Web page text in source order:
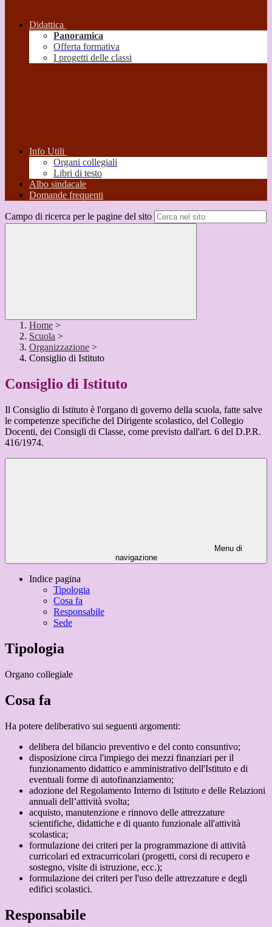
Didattica
Panoramica
Offerta formativa
I progetti delle classi
Info Utili
Organi collegiali
Libri di testo
Albo sindacale
Domande frequenti
Campo di ricerca per le pagine del sito
Home >
Scuola >
Organizzazione >
Consiglio di Istituto
Consiglio di Istituto
Il Consiglio di Istituto è l'organo di governo della scuola, fatte salve
le competenze specifiche del Dirigente scolastico, del Collegio
Docenti, dei Consigli di Classe, come previsto dall'art. 6 del D.P.R.
416/1974.
Menu di
navigazione
Indice pagina
Tipologia
Cosa fa
Responsabile
Sede
Tipologia
Organo collegiale
Cosa fa
Ha potere deliberativo sui seguenti argomenti:
delibera del bilancio preventivo e del conto consuntivo;
disposizione circa l'impiego dei mezzi finanziari per il
funzionamento didattico e amministrativo dell'Istituto e di
eventuali forme di autofinanziamento;
adozione del Regolamento Interno di Istituto e delle Relazioni
annuali dell’attività svolta;
acquisto, manutenzione e rinnovo delle attrezzature
scientifiche, didattiche e di quanto funzionale all'attività
scolastica;
formulazione dei criteri per la programmazione di attività
curricolari ed extracurricolari (progetti, corsi di recupero e
sostegno, visite di istruzione, ecc.);
formulazione dei criteri per l'uso delle attrezzature e degli
edifici scolastici.
Responsabile